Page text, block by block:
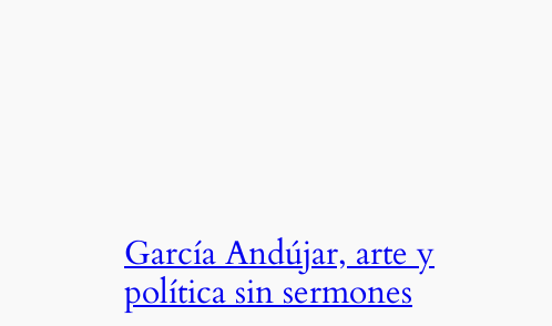
García Andújar, arte y
política sin sermones